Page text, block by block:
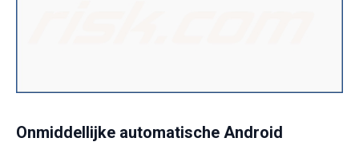
Onmiddellijke automatische Android